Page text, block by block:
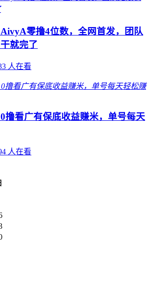
零撸4位数，全网首发，团队
就完了
人在看
撸看广有保底收益赚米，单号每天
人在看